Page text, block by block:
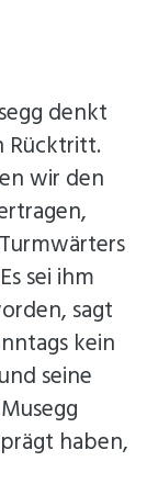
denkt
Rücktritt.
wir den
sei ihm
sagt
kein
seine
haben,